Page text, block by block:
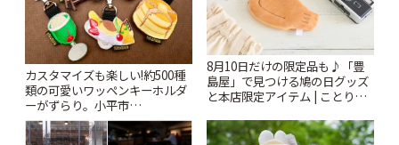
カスタマイズも楽しい!約500種
類の可愛いワッペンキーホルダ
ーがずらり。小平市
「Kimamaya T&K」 | ことりっ
ぷ
8月10日だけの限定品も♪「豊
島屋」で見つける鳩の日グッズ
と本店限定アイテム | ことりっ